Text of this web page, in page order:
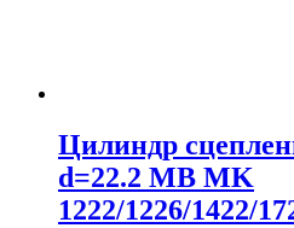
Цилиндр
d=22.2 MB MK
1222/1226/1422/